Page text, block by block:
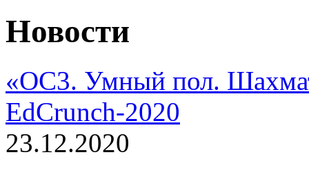
Новости
«ОС3. Умный пол.
EdCrunch-2020
23.12.2020